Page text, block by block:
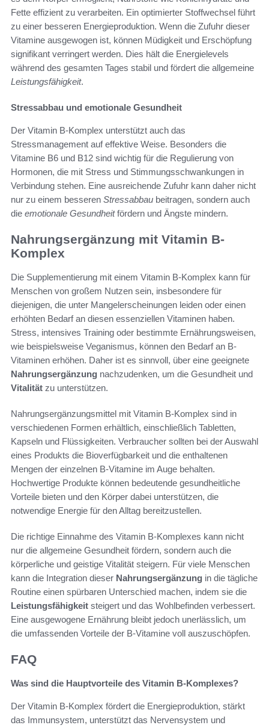
Fette effizient zu verarbeiten. Ein optimierter Stoffwechsel führt
zu einer besseren Energieproduktion. Wenn die Zufuhr dieser
Vitamine ausgewogen ist, können Müdigkeit und Erschöpfung
signifikant verringert werden. Dies hält die Energielevels
während des gesamten Tages stabil und fördert die allgemeine
Leistungsfähigkeit.
Stressabbau und emotionale Gesundheit
Der Vitamin B-Komplex unterstützt auch das
Stressmanagement auf effektive Weise. Besonders die
Vitamine B6 und B12 sind wichtig für die Regulierung von
Hormonen, die mit Stress und Stimmungsschwankungen in
Verbindung stehen. Eine ausreichende Zufuhr kann daher nicht
nur zu einem besseren Stressabbau beitragen, sondern auch
die emotionale Gesundheitfördern und Ängste mindern.
Nahrungsergänzung mit Vitamin B-
Komplex
Die Supplementierung mit einem Vitamin B-Komplex kann für
Menschen von großem Nutzen sein, insbesondere für
diejenigen, die unter Mangelerscheinungen leiden oder einen
erhöhten Bedarf an diesen essenziellen Vitaminen haben.
Stress, intensives Training oder bestimmte Ernährungsweisen,
wie beispielsweise Veganismus, können den Bedarf an B-
Vitaminen erhöhen. Daher ist es sinnvoll, über eine geeignete
Nahrungsergänzung nachzudenken, um die Gesundheit und
Vitalität zu unterstützen.
Nahrungsergänzungsmittel mit Vitamin B-Komplex sind in
verschiedenen Formen erhältlich, einschließlich Tabletten,
Kapseln und Flüssigkeiten. Verbraucher sollten bei der Auswahl
eines Produkts die Bioverfügbarkeit und die enthaltenen
Mengen der einzelnen B-Vitamine im Auge behalten.
Hochwertige Produkte können bedeutende gesundheitliche
Vorteile bieten und den Körper dabei unterstützen, die
notwendige Energie für den Alltag bereitzustellen.
Die richtige Einnahme des Vitamin B-Komplexes kann nicht
nur die allgemeine Gesundheit fördern, sondern auch die
körperliche und geistige Vitalität steigern. Für viele Menschen
kann die Integration dieser Nahrungsergänzung in die tägliche
Routine einen spürbaren Unterschied machen, indem sie die
Leistungsfähigkeit steigert und das Wohlbefinden verbessert.
Eine ausgewogene Ernährung bleibt jedoch unerlässlich, um
die umfassenden Vorteile der B-Vitamine voll auszuschöpfen.
FAQ
Was sind die Hauptvorteile des Vitamin B-Komplexes?
Der Vitamin B-Komplex fördert die Energieproduktion, stärkt
das Immunsystem, unterstützt das Nervensystem und